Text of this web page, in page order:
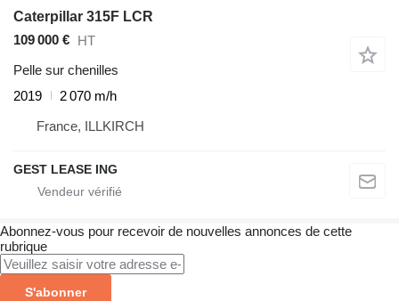
Caterpillar 315F LCR
109 000 € HT
Pelle sur chenilles
2019
2 070 m/h
France, ILLKIRCH
GEST LEASE ING
Abonnez-vous pour recevoir de nouvelles annonces de cette
rubrique
S'abonner